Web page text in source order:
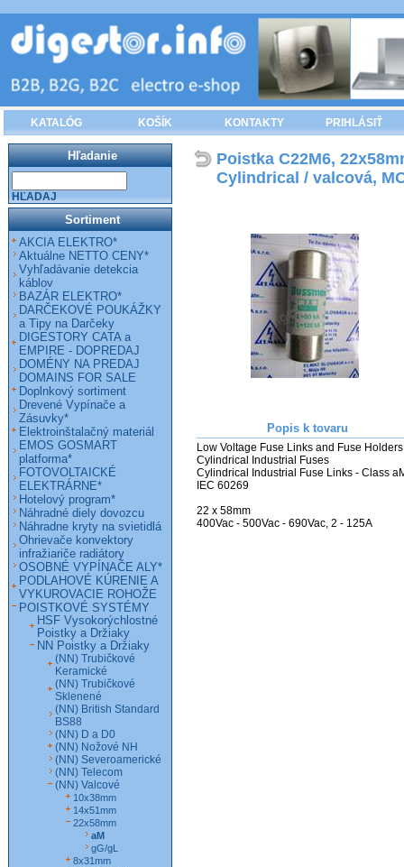
KATALÓG KOŠÍK KONTAKTY PRIHLÁSIŤ
Poistka C22M6,
Cylindrical / valcová,
Popis k tovaru
Low Voltage Fuse Links and Fuse Holders
Cylindrical Industrial Fuses
Cylindrical Industrial Fuse Links - Class
IEC 60269
22 x 58mm
400Vac - 500Vac - 690Vac, 2 - 125A
Hľadanie
HĽADAJ
Sortiment
AKCIA ELEKTRO*
Aktuálne NETTO CENY*
Vyhľadávanie detekcia
káblov
BAZÁR ELEKTRO*
DARČEKOVÉ POUKÁŽKY
a Tipy na Darčeky
DIGESTORY CATA a
EMPIRE - DOPREDAJ
DOMÉNY NA PREDAJ
DOMAINS FOR SALE
Doplnkový sortiment
Drevené Vypínače a
Zásuvky*
Elektroinštalačný materiál
EMOS GOSMART
platforma*
FOTOVOLTAICKÉ
ELEKTRÁRNE*
Hotelový program*
Náhradné diely dovozcu
Náhradne kryty na svietidlá
Ohrievače konvektory
infražiariče radiátory
OSOBNÉ VYPÍNAČE ALY*
PODLAHOVÉ KÚRENIE A
VYKUROVACIE ROHOŽE
POISTKOVÉ SYSTÉMY
HSF Vysokorýchlostné
Poistky a Držiaky
NN Poistky a Držiaky
(NN) Trubičkové
Keramické
(NN) Trubičkové
Sklenené
(NN) British Standard
BS88
(NN) D a D0
(NN) Nožové NH
(NN) Severoamerické
(NN) Telecom
(NN) Valcové
10x38mm
14x51mm
22x58mm
aM
gG/gL
8x31mm